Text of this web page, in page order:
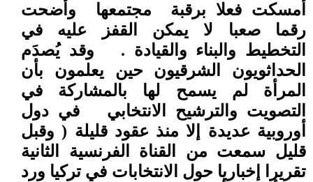
أمسكت فعلا برقبة
مجتمعها
وأضحت
رقما صعبا لا يمكن القفز عليه في
التخطيط والبناء والقيادة .
وقد يُصدَم
الحداثويون الشرقيون حين يعلمون بأن
المرأة لم يسمح لها بالمشاركة في
التصويت والترشيح الانتخابي
في دول
أوروبية عديدة إلا منذ عقود قليلة ( وقبل
قليل سمعت من القناة الفرنسية الثانية
تقريرا إخباريا حول الانتخابات في تركيا ورد